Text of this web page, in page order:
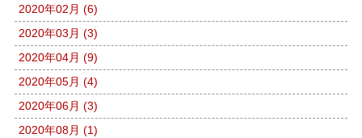
2020年02月 (6)
2020年03月 (3)
2020年04月 (9)
2020年05月 (4)
2020年06月 (3)
2020年08月 (1)